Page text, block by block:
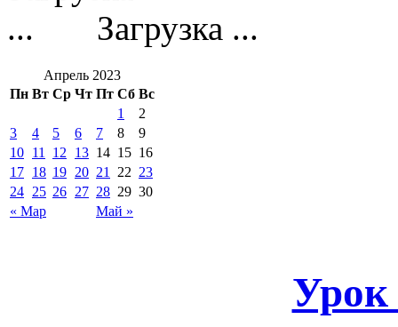
Загрузка ...
Апрель 2023
Пн Вт Ср Чт Пт Сб Вс
« Мар Май »
1
2
3
4 5 6 7 8
9
10 11 12 13 14 15 16
17 18 19 20 21 22 23
24 25 26 27 28 29 30
Урок